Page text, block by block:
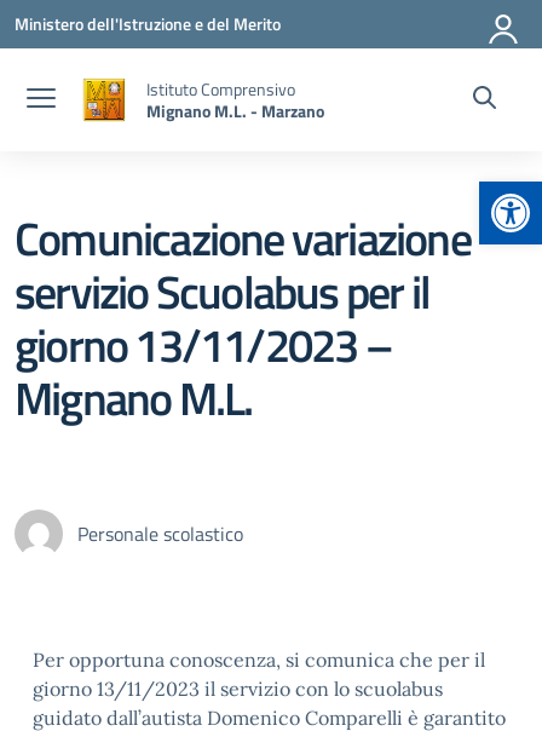
Vai ai contenuti
Vai al menu di navigazione
Vai al footer
Ministero dell'Istruzione e del Merito
Istituto Comprensivo
Mignano M.L. - Marzano
Comunicazione variazione
servizio Scuolabus per il
giorno 13/11/2023 –
Mignano M.L.
Personale scolastico
Per opportuna conoscenza, si comunica che per il
giorno 13/11/2023 il servizio con lo scuolabus
guidato dall’autista Domenico Comparelli è garantito